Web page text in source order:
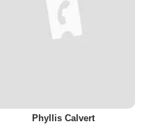
Phyllis Calvert